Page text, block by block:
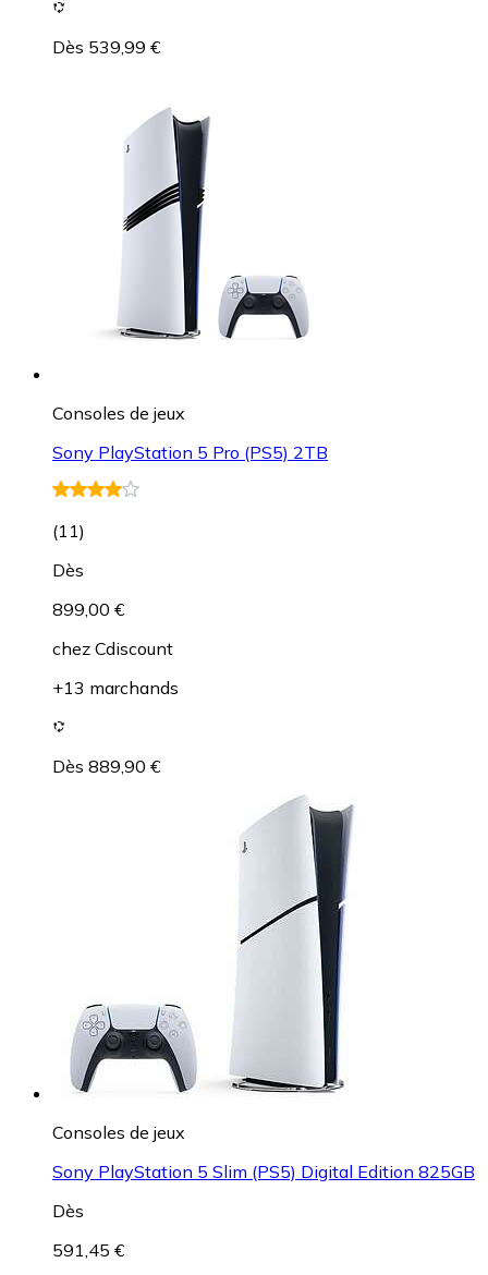
Dès 539,99 €
Consoles de jeux
Sony PlayStation 5 Pro (PS5) 2TB
(11)
Dès
899,00 €
chez Cdiscount
+13 marchands
Dès 889,90 €
Consoles de jeux
Sony PlayStation 5 Slim (PS5) Digital Edition 825GB
Dès
591,45 €